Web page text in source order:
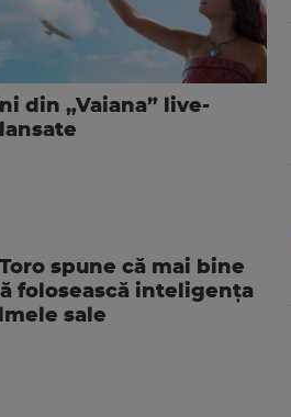
din „Vaiana” live-
spune că mai bine
folosească inteligența
sale